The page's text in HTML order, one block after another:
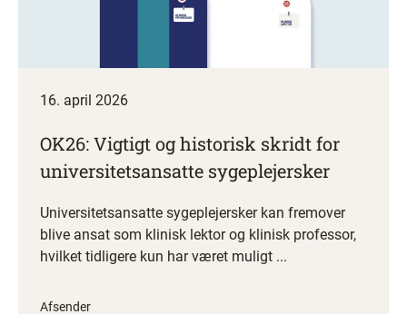
16. april 2026
OK26: Vigtigt og historisk skridt for
universitetsansatte sygeplejersker
Universitetsansatte sygeplejersker kan fremover
blive ansat som klinisk lektor og klinisk professor,
hvilket tidligere kun har været muligt ...
Afsender